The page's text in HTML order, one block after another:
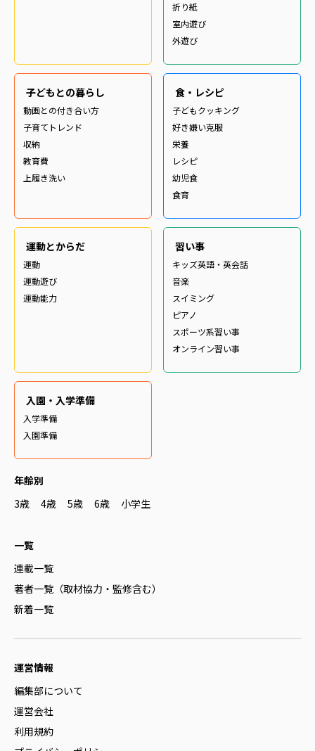
折り紙
室内遊び
外遊び
子どもとの暮らし
動画との付き合い方
子育てトレンド
収納
教育費
上履き洗い
食・レシピ
子どもクッキング
好き嫌い克服
栄養
レシピ
幼児食
食育
運動とからだ
運動
運動遊び
運動能力
習い事
キッズ英語・英会話
音楽
スイミング
ピアノ
スポーツ系習い事
オンライン習い事
入園・入学準備
入学準備
入園準備
年齢別
3歳
4歳 5歳 6歳 小学生
一覧
連載一覧
著者一覧（取材協力・監修含む）
新着一覧
運営情報
編集部について
運営会社
利用規約